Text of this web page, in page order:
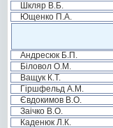
Шкляр В.Б.
Ющенко П.А.
Андресюк Б.П.
Біловол О.М.
Ващук К.Т.
Гіршфельд А.М.
Євдокимов В.О.
Заічко В.О.
Каденюк Л.К.